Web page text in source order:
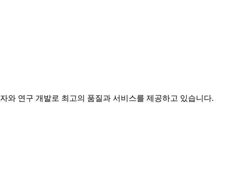
와 연구 개발로 최고의 품질과 서비스를 제공하고 있습니다.